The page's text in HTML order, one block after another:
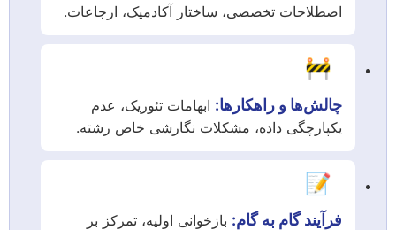
اصطلاحات تخصصی، ساختار آکادمیک، ارجاعات.
🚧
چالش‌ها و راهکارها: ابهامات تئوریک، عدم
یکپارچگی داده، مشکلات نگارشی خاص رشته.
📝
فرآیند گام به گام: بازخوانی اولیه، تمرکز بر